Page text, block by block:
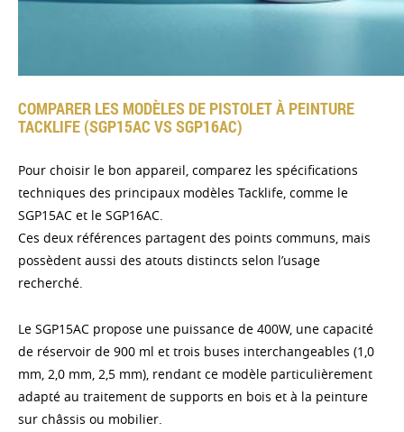
COMPARER LES MODÈLES DE PISTOLET À PEINTURE
TACKLIFE (SGP15AC VS SGP16AC)
Pour choisir le bon appareil, comparez les spécifications
techniques des principaux modèles Tacklife, comme le
SGP15AC et le SGP16AC.
Ces deux références partagent des points communs, mais
possèdent aussi des atouts distincts selon l’usage
recherché.
Le SGP15AC propose une puissance de 400W, une capacité
de réservoir de 900 ml et trois buses interchangeables (1,0
mm, 2,0 mm, 2,5 mm), rendant ce modèle particulièrement
adapté au traitement de supports en bois et à la peinture
sur châssis ou mobilier.